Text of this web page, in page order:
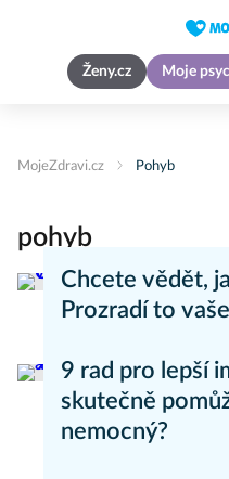
Ženy.cz Moje
MojeZdravi.cz Pohyb
pohyb
Chcete vědět,
Prozradí to
9 rad pro lepší
skutečně
nemocný?